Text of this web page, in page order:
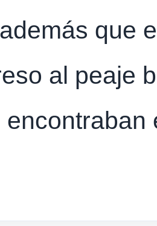
que
al peaje
encontraban